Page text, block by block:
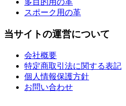
多目的用の革
スポーク用の革
当サイトの運営について
会社概要
特定商取引法に関する表記
個人情報保護方針
お問い合わせ